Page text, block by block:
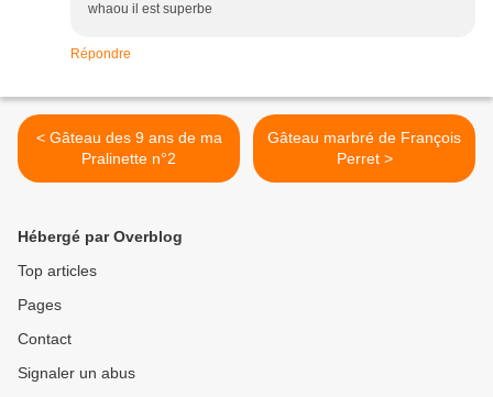
whaou il est superbe
Répondre
< Gâteau des 9 ans de ma
Pralinette n°2
Gâteau marbré de François
Perret >
Hébergé par Overblog
Top articles
Pages
Contact
Signaler un abus